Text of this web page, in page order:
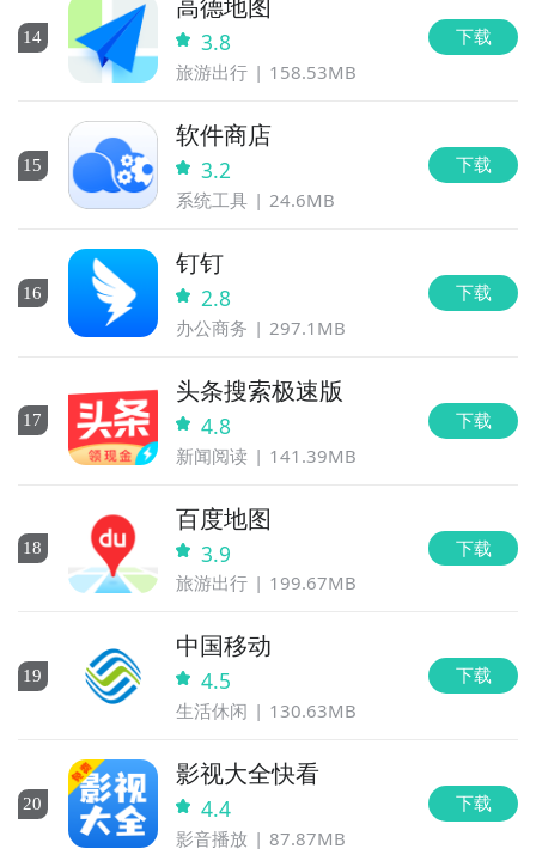
14
高德地图
3.8
旅游出行 158.53MB
下载
15
软件商店
3.2
系统工具 24.6MB
下载
16
钉钉
2.8
办公商务 297.1MB
下载
17
头条搜索极速版
4.8
新闻阅读 141.39MB
下载
18
百度地图
3.9
旅游出行 199.67MB
下载
19
中国移动
4.5
生活休闲 130.63MB
下载
20
影视大全快看
4.4
影音播放 87.87MB
下载